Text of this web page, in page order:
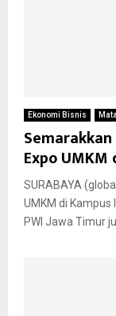
Ekonomi Bisnis
Semarakkan
Expo
SURABAYA
UMKM di Kampus
PWI Jawa Timur